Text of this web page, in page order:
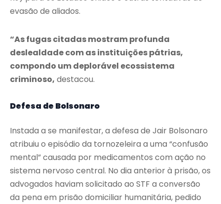
evasão de aliados.
“As fugas citadas mostram profunda
deslealdade com as instituições pátrias,
compondo um deplorável ecossistema
criminoso, destacou.
Defesa de Bolsonaro
Instada a se manifestar, a defesa de Jair Bolsonaro
atribuiu o episódio da tornozeleira a uma “confusão
mental” causada por medicamentos com ação no
sistema nervoso central. No dia anterior à prisão, os
advogados haviam solicitado ao STF a conversão
da pena em prisão domiciliar humanitária, pedido